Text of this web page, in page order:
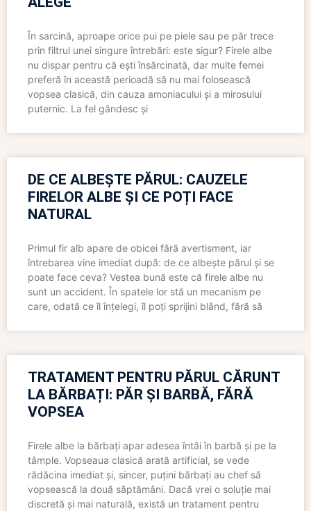
În sarcină, aproape orice pui pe piele sau pe păr trece
prin filtrul unei singure întrebări: este sigur? Firele albe
nu dispar pentru că ești însărcinată, dar multe femei
preferă în această perioadă să nu mai folosească
vopsea clasică, din cauza amoniacului și a mirosului
puternic. La fel gândesc și
DE CE ALBEȘTE PĂRUL: CAUZELE
FIRELOR ALBE ȘI CE POȚI FACE
NATURAL
Primul fir alb apare de obicei fără avertisment, iar
întrebarea vine imediat după: de ce albește părul și se
poate face ceva? Vestea bună este că firele albe nu
sunt un accident. În spatele lor stă un mecanism pe
care, odată ce îl înțelegi, îl poți sprijini blând, fără să
TRATAMENT PENTRU PĂRUL CĂRUNT
LA BĂRBAȚI: PĂR ȘI BARBĂ, FĂRĂ
VOPSEA
Firele albe la bărbați apar adesea întâi în barbă și pe la
tâmple. Vopseaua clasică arată artificial, se vede
rădăcina imediat și, sincer, puțini bărbați au chef să
vopsească la două săptămâni. Dacă vrei o soluție mai
discretă și mai naturală, există un tratament pentru